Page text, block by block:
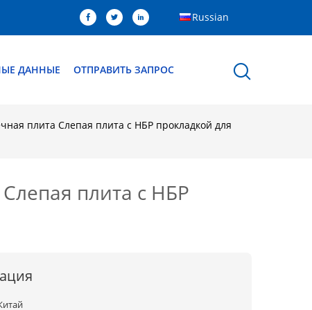
Russian
ДАННЫЕ ОТПРАВИТЬ ЗАПРОС
плита Слепая плита с НБР прокладкой для
плита с НБР